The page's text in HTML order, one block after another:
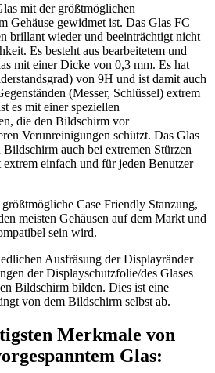
mit der größtmöglichen
Gehäuse gewidmet ist. Das Glas FC
brillant wieder und beeinträchtigt nicht
Es besteht aus bearbeitetem und
mit einer Dicke von 0,3 mm. Es hat
von 9H und ist damit auch
(Messer, Schlüssel) extrem
es mit einer speziellen
die den Bildschirm vor
Verunreinigungen schützt. Das Glas
auch bei extremen Stürzen
einfach und für jeden Benutzer
Case Friendly Stanzung,
meisten Gehäusen auf dem Markt und
sein wird.
Ausfräsung der Displayränder
der Displayschutzfolie/des Glases
Bildschirm bilden. Dies ist eine
von dem Bildschirm selbst ab.
Merkmale von
Glas: